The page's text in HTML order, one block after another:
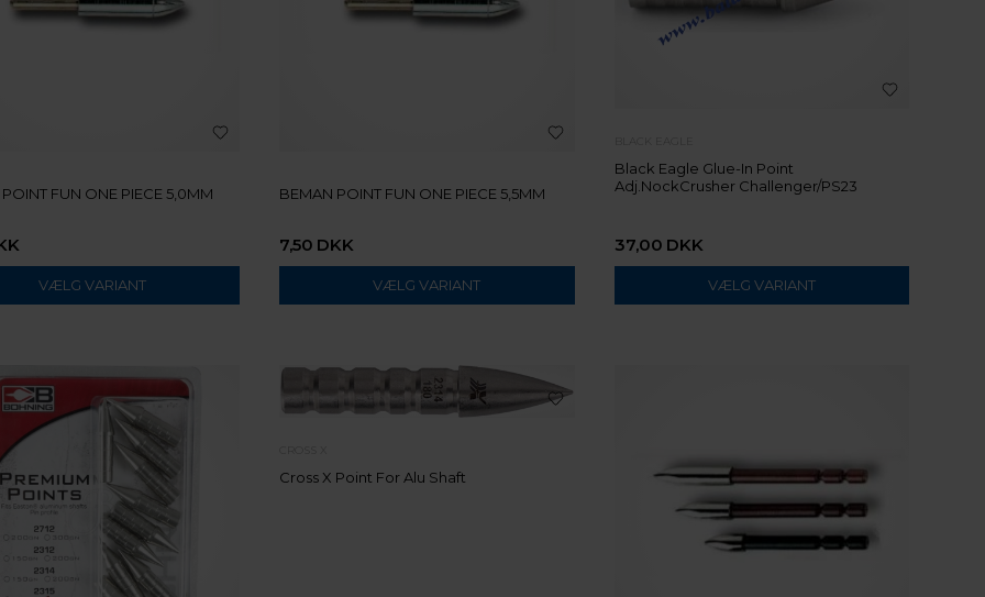
FUN ONE PIECE 5,0MM
VÆLG VARIANT
BEMAN POINT FUN ONE PIECE 5,5MM
7,50 DKK
VÆLG VARIANT
Black Eagle Glue-In Point
Adj.NockCrusher Challenger/PS23
37,00 DKK
VÆLG VARIANT
Cross X Point For Alu Shaft